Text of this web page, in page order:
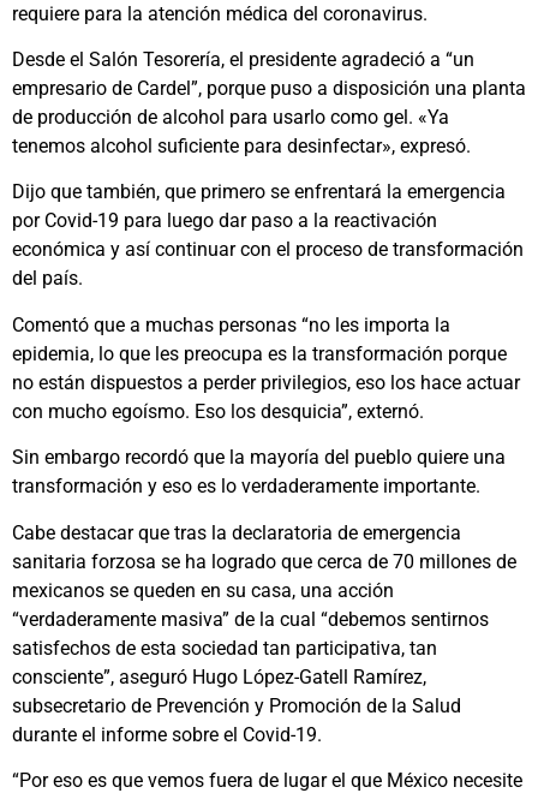
requiere para la atención médica del coronavirus.
Desde el Salón Tesorería, el presidente agradeció a “un
empresario de Cardel”, porque puso a disposición una planta
de producción de alcohol para usarlo como gel. «Ya
tenemos alcohol suficiente para desinfectar», expresó.
Dijo que también, que primero se enfrentará la emergencia
por Covid-19 para luego dar paso a la reactivación
económica y así continuar con el proceso de transformación
del país.
Comentó que a muchas personas “no les importa la
epidemia, lo que les preocupa es la transformación porque
no están dispuestos a perder privilegios, eso los hace actuar
con mucho egoísmo. Eso los desquicia”, externó.
Sin embargo recordó que la mayoría del pueblo quiere una
transformación y eso es lo verdaderamente importante.
Cabe destacar que tras la declaratoria de emergencia
sanitaria forzosa se ha logrado que cerca de 70 millones de
mexicanos se queden en su casa, una acción
“verdaderamente masiva” de la cual “debemos sentirnos
satisfechos de esta sociedad tan participativa, tan
consciente”, aseguró Hugo López-Gatell Ramírez,
subsecretario de Prevención y Promoción de la Salud
durante el informe sobre el Covid-19.
“Por eso es que vemos fuera de lugar el que México necesite